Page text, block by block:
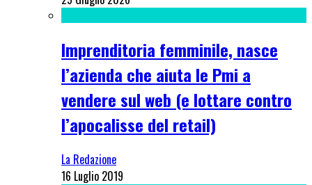
Imprenditoria femminile, nasce
l’azienda che aiuta le Pmi a
vendere sul web (e lottare contro
l’apocalisse del retail)
La Redazione
16 Luglio 2019